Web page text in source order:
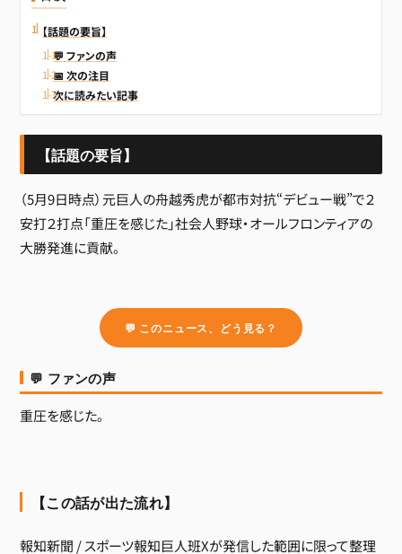
【話題の要旨】
💬 ファンの声
📅 次の注目
次に読みたい記事
【話題の要旨】
（5月9日時点）元巨人の舟越秀虎が都市対抗“デビュー戦”で２
安打２打点「重圧を感じた」社会人野球・オールフロンティアの
大勝発進に貢献。
💬 このニュース、どう見る？
💬 ファンの声
重圧を感じた。
【この話が出た流れ】
報知新聞 / スポーツ報知巨人班Xが発信した範囲に限って整理